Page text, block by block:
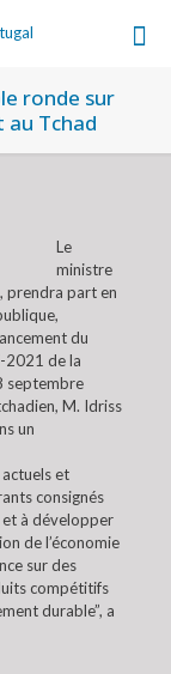
ronde sur
Tchad
Le
ministre
prendra part en
du
2021 de la
septembre
M. Idriss
un
et
consignés
à développer
de l’économie
sur des
compétitifs
durable”, a